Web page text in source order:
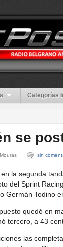
Categorías
se
sin
la segunda
del Sprint
Germán Todino
quedó en
tercero, a 43
las